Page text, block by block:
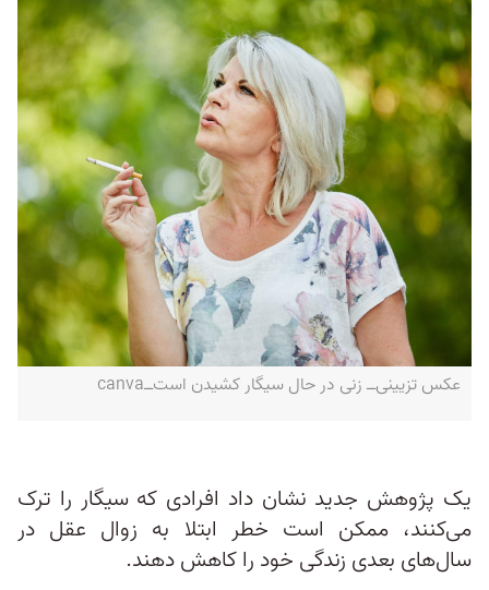
عکس تزیینی‌ــ زنی در حال سیگار کشیدن است‌ــcanva
یک پژوهش جدید نشان داد افرادی که سیگار را ترک
می‌کنند، ممکن است خطر ابتلا به زوال عقل در
سال‌های بعدی زندگی خود را کاهش دهند.